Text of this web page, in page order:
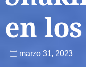
en
marzo 31, 2023